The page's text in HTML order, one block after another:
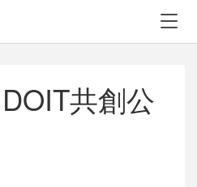
共創公